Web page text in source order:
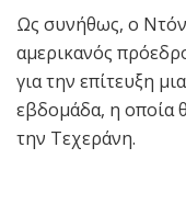
Ως συνήθως, ο
αμερικανός
για την επίτευξη
εβδομάδα, η οποία
την Τεχεράνη.